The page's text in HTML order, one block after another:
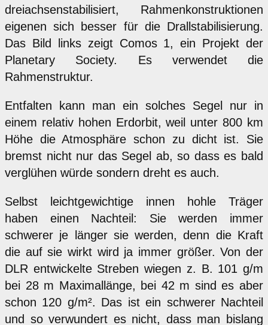
dreiachsenstabilisiert, Rahmenkonstruktionen
eigenen sich besser für die Drallstabilisierung.
Das Bild links zeigt Comos 1, ein Projekt der
Planetary Society. Es verwendet die
Rahmenstruktur.
Entfalten kann man ein solches Segel nur in
einem relativ hohen Erdorbit, weil unter 800 km
Höhe die Atmosphäre schon zu dicht ist. Sie
bremst nicht nur das Segel ab, so dass es bald
verglühen würde sondern dreht es auch.
Selbst leichtgewichtige innen hohle Träger
haben einen Nachteil: Sie werden immer
schwerer je länger sie werden, denn die Kraft
die auf sie wirkt wird ja immer größer. Von der
DLR entwickelte Streben wiegen z. B. 101 g/m
bei 28 m Maximallänge, bei 42 m sind es aber
schon 120 g/m². Das ist ein schwerer Nachteil
und so verwundert es nicht, dass man bislang